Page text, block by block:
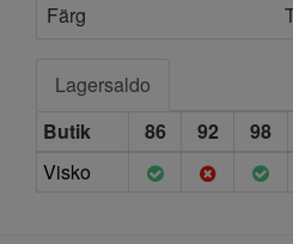
Färg
Lagersaldo
Butik
86 92 98
Visko